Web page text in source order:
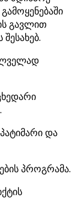
გავლით
და
პროგრამა.